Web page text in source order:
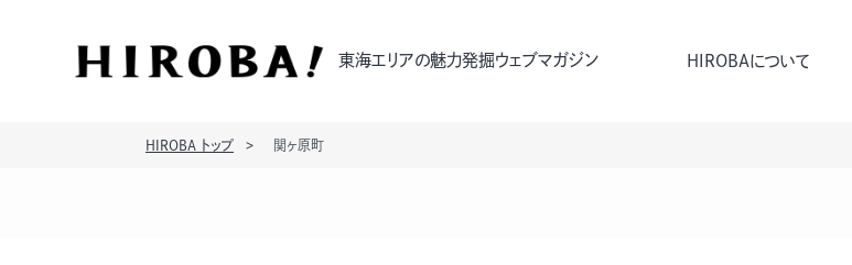
東海エリアの魅力発掘ウェブマガジン HIROBAについて
HIROBA トップ 関ヶ原町